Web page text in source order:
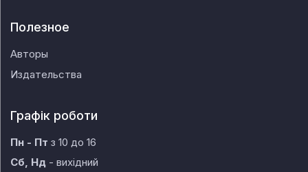
Полезное
Авторы
Издательства
Графік роботи
Пн - Пт з 10 до 16
Сб, Нд - вихідний